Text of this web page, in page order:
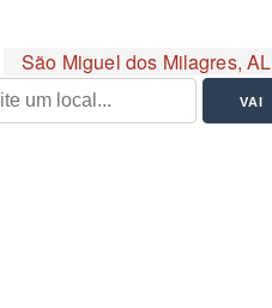
São Miguel dos Milagres, AL